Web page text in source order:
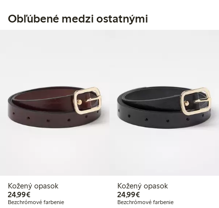
Obľúbené medzi ostatnými
Kožený opasok
24,99€24,99 €
Bezchrómové farbenie
Kožený opasok
24,99€24,99 €
Bezchrómové farbenie